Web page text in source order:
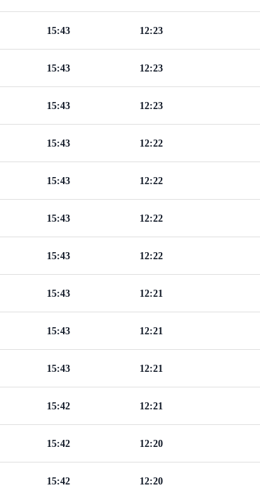
12:23
15:43
12:23
15:43
12:23
15:43
12:22
15:43
12:22
15:43
12:22
15:43
12:22
15:43
12:21
15:43
12:21
15:43
12:21
15:43
12:21
15:42
12:20
15:42
12:20
15:42